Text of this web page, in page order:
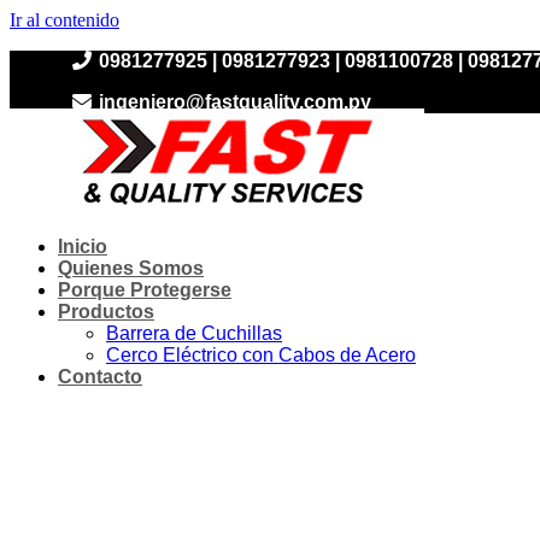
Ir al contenido
0981277925 | 0981277923 | 0981100728 |
ingeniero@fastquality.com.py
Inicio
Quienes Somos
Porque Protegerse
Productos
Barrera de Cuchillas
Cerco Eléctrico con Cabos de Acero
Contacto